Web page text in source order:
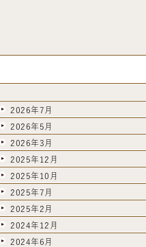
2026年7月
2026年5月
2026年3月
2025年12月
2025年10月
2025年7月
2025年2月
2024年12月
2024年6月